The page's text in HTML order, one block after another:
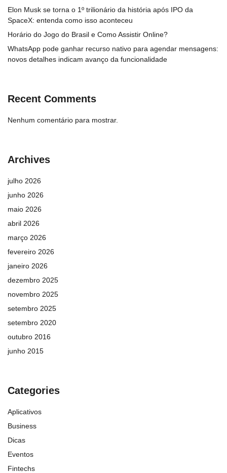
Elon Musk se torna o 1º trilionário da história após IPO da
SpaceX: entenda como isso aconteceu
Horário do Jogo do Brasil e Como Assistir Online?
WhatsApp pode ganhar recurso nativo para agendar mensagens:
novos detalhes indicam avanço da funcionalidade
Recent Comments
Nenhum comentário para mostrar.
Archives
julho 2026
junho 2026
maio 2026
abril 2026
março 2026
fevereiro 2026
janeiro 2026
dezembro 2025
novembro 2025
setembro 2025
setembro 2020
outubro 2016
junho 2015
Categories
Aplicativos
Business
Dicas
Eventos
Fintechs